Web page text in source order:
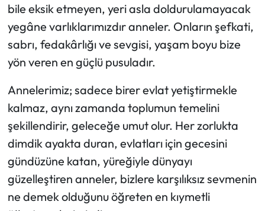
bile eksik etmeyen, yeri asla doldurulamayacak
yegâne varlıklarımızdır anneler. Onların şefkati,
sabrı, fedakârlığı ve sevgisi, yaşam boyu bize
yön veren en güçlü pusuladır.
Annelerimiz; sadece birer evlat yetiştirmekle
kalmaz, aynı zamanda toplumun temelini
şekillendirir, geleceğe umut olur. Her zorlukta
dimdik ayakta duran, evlatları için gecesini
gündüzüne katan, yüreğiyle dünyayı
güzelleştiren anneler, bizlere karşılıksız sevmenin
ne demek olduğunu öğreten en kıymetli